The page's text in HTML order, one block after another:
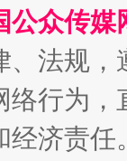
公众传
、法规
络行为
经济责